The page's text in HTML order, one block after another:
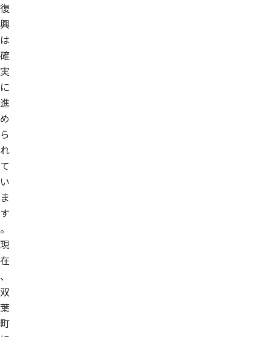
復
興
は
確
実
に
進
め
ら
れ
て
い
ま
す
。
現
在
、
双
葉
町